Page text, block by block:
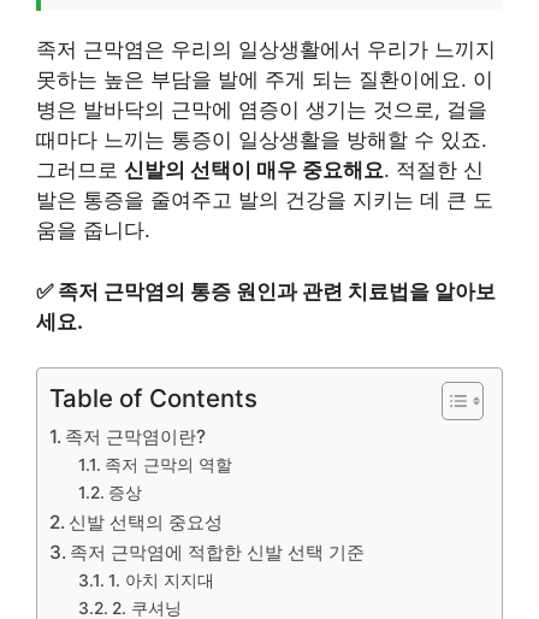
족저 근막염은 우리의 일상생활에서 우리가 느끼지
못하는 높은 부담을 발에 주게 되는 질환이에요. 이
병은 발바닥의 근막에 염증이 생기는 것으로, 걸을
때마다 느끼는 통증이 일상생활을 방해할 수 있죠.
그러므로 신발의 선택이 매우 중요해요. 적절한 신
발은 통증을 줄여주고 발의 건강을 지키는 데 큰 도
움을 줍니다.
✅ 족저 근막염의 통증 원인과 관련 치료법을 알아보
세요.
Table of Contents
족저 근막염이란?
족저 근막의 역할
증상
신발 선택의 중요성
족저 근막염에 적합한 신발 선택 기준
1. 아치 지지대
2. 쿠셔닝